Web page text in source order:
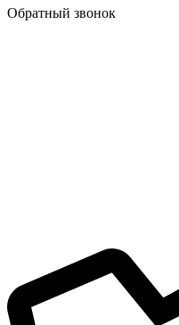
Обратный звонок